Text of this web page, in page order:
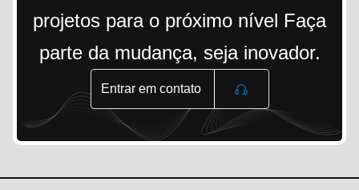
projetos para o próximo nível Faça
parte da mudança, seja inovador.
Entrar em contato